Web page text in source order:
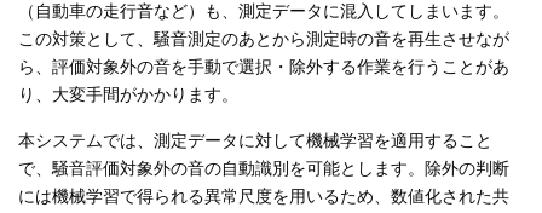
（自動車の走行音など）も、測定データに混入してしまいます。
この対策として、騒音測定のあとから測定時の音を再生させなが
ら、評価対象外の音を手動で選択・除外する作業を行うことがあ
り、大変手間がかかります。
本システムでは、測定データに対して機械学習を適用すること
で、騒音評価対象外の音の自動識別を可能とします。除外の判断
には機械学習で得られる異常尺度を用いるため、数値化された共